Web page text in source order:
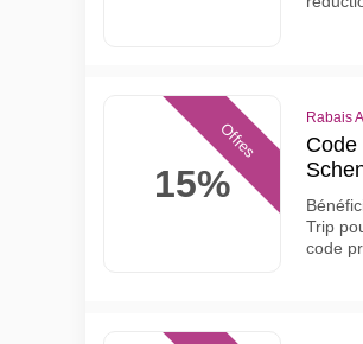
15%
Offres
Rabais
Code
Trip
code